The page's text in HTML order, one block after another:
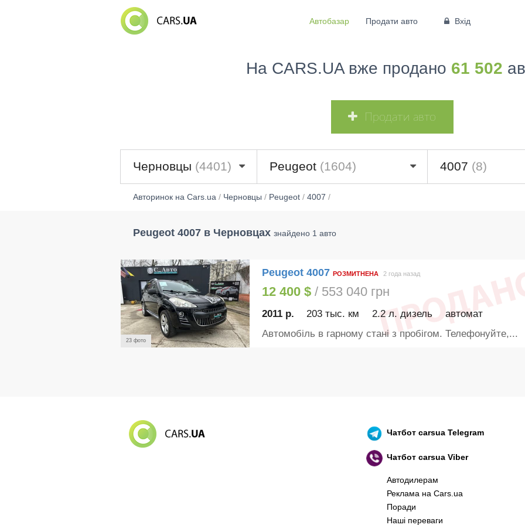
Автобазар Продати авто Вхід
На CARS.UA вже продано 61 502
Продати авто
Черновцы (4401) Peugeot (1604) 4007 (8)
Авторинок на Cars.ua/ Черновцы / Peugeot/ 4007 /
Peugeot 4007 в Черновцах знайдено 1 авто
23 фото
Peugeot 4007 РОЗМИТНЕНА 2 года назад
12 400 $/ 553 040 грн
2011 р. 203 тыс. км 2.2 л. дизель
автомат
Автомобіль в гарному стані з пробігом. Телефонуйте,...
Чатботcarsua Telegram
Чатботcarsua Viber
Автодилерам
Реклама на Cars.ua
Поради
Наші переваги